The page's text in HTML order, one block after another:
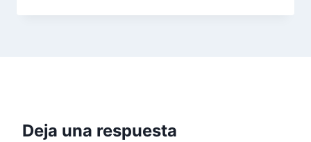
Deja una respuesta